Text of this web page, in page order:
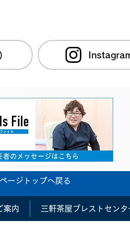
ページトップへ戻る
案内 三軒茶屋ブレストセンタ